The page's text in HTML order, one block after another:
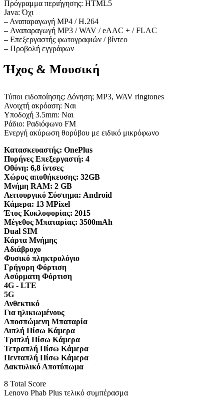
Πρόγραμμα περιήγησης: HTML5
Java: Όχι
– Αναπαραγωγή MP4 / H.264
– Αναπαραγωγή MP3 / WAV / eAAC + / FLAC
– Επεξεργαστής φωτογραφιών / βίντεο
– Προβολή εγγράφων
Ήχος & Μουσική
Τύποι ειδοποίησης: Δόνηση; MP3, WAV ringtones
Ανοιχτή ακρόαση: Ναι
Υποδοχή 3.5mm: Ναι
Ράδιο: Ραδιόφωνο FM
Ενεργή ακύρωση θορύβου με ειδικό μικρόφωνο
Κατασκευαστής: OnePlus
Πυρήνες Επεξεργαστή: 4
Οθόνη: 6,8 ίντσες
Χώρος αποθήκευσης: 32GB
Μνήμη RAM: 2 GB
Λειτουργικό Σύστημα: Android
Κάμερα: 13 MPixel
Έτος Κυκλοφορίας: 2015
Μέγεθος Μπαταρίας: 3500mAh
Dual SIM
Κάρτα Μνήμης
Αδιάβροχο
Φυσικό πληκτρολόγιο
Γρήγορη Φόρτιση
Ασύρματη Φόρτιση
4G - LTE
5G
Ανθεκτικό
Για ηλικιωμένους
Αποσπώμενη Μπαταρία
Διπλή Πίσω Κάμερα
Τριπλή Πίσω Κάμερα
Τετραπλή Πίσω Κάμερα
Πενταπλή Πίσω Κάμερα
Δακτυλικό Αποτύπωμα
8 Total Score
Lenovo Phab Plus τελικό συμπέρασμα